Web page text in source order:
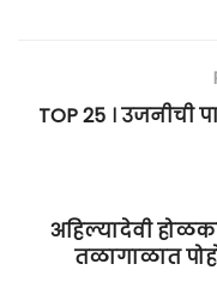
TOP 25 । उजनीची
अहिल्यादेवी
तळागाळात